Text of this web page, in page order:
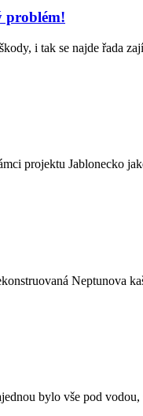
problém!
i tak se najde řada
projektu Jablonecko
Neptunova
bylo vše pod